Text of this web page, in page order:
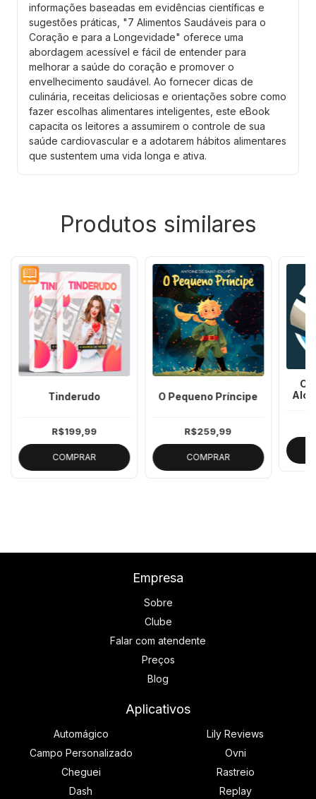
informações baseadas em evidências científicas e
sugestões práticas, "7 Alimentos Saudáveis para o
Coração e para a Longevidade" oferece uma
abordagem acessível e fácil de entender para
melhorar a saúde do coração e promover o
envelhecimento saudável. Ao fornecer dicas de
culinária, receitas deliciosas e orientações sobre como
fazer escolhas alimentares inteligentes, este eBook
capacita os leitores a assumirem o controle de sua
saúde cardiovascular e a adotarem hábitos alimentares
que sustentem uma vida longa e ativa.
Produtos similares
Tinderudo
R$199,99
COMPRAR
O Pequeno Príncipe
R$259,99
COMPRAR
Empresa
Sobre
Clube
Falar com atendente
Preços
Blog
Aplicativos
Automágico
Campo Personalizado
Cheguei
Dash
Lily Reviews
Ovni
Rastreio
Replay